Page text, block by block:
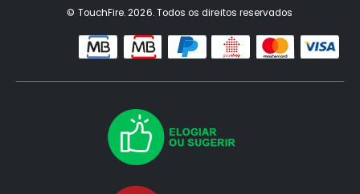
© TouchFire. 2026. Todos os direitos reservados